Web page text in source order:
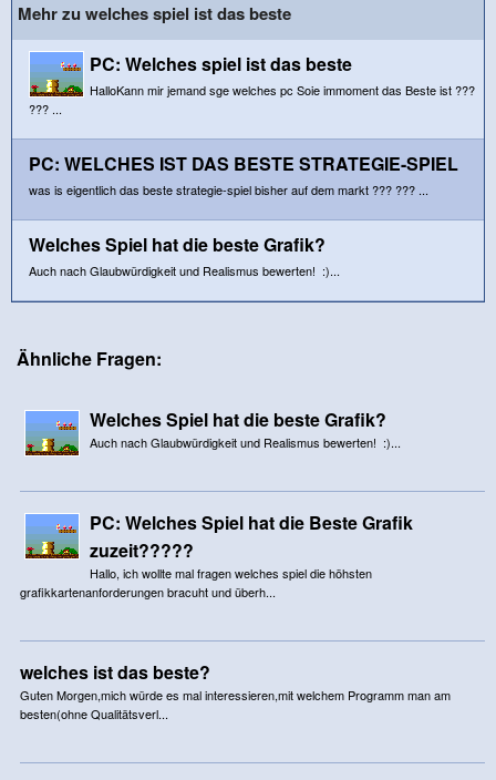
Mehr zu welches spiel ist das beste
PC: Welches spiel ist das beste
HalloKann mir jemand sge welches pc Soie immoment das Beste ist ???
??? ...
PC: WELCHES IST DAS BESTE STRATEGIE-SPIEL
was is eigentlich das beste strategie-spiel bisher auf dem markt ??? ??? ...
Welches Spiel hat die beste Grafik?
Auch nach Glaubwürdigkeit und Realismus bewerten! :)...
Ähnliche Fragen:
Welches Spiel hat die beste Grafik?
Auch nach Glaubwürdigkeit und Realismus bewerten! :)...
PC: Welches Spiel hat die Beste Grafik
zuzeit?????
Hallo, ich wollte mal fragen welches spiel die höhsten
grafikkartenanforderungen bracuht und überh...
welches ist das beste?
Guten Morgen,mich würde es mal interessieren,mit welchem Programm man am
besten(ohne Qualitätsverl...